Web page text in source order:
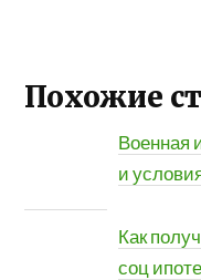
Похожие
Военная
и
Как
соц